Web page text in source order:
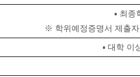
▪ 최종
※ 학위예정증명서 제출
▪ 대학 이